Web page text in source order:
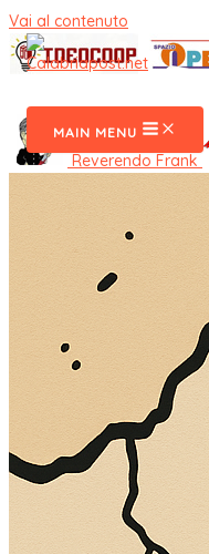
Vai al contenuto
MAIN MENU
Reverendo Frank